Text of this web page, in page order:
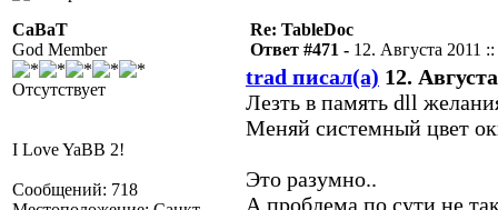
CaBaT
God Member
Отсутствует
I Love YaBB 2!
Сообщений: 718
Re: TableDoc
Ответ #471 - 12. Августа 2011
trad писал(а) 12.
Лезть в память dll
Меняй системный цвет
Это разумно..
А проблема по сути не